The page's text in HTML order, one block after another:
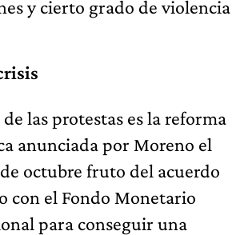
y cierto grado de violencia
las protestas es la reforma
anunciada por Moreno el
de octubre fruto del acuerdo
con el Fondo Monetario
para conseguir una